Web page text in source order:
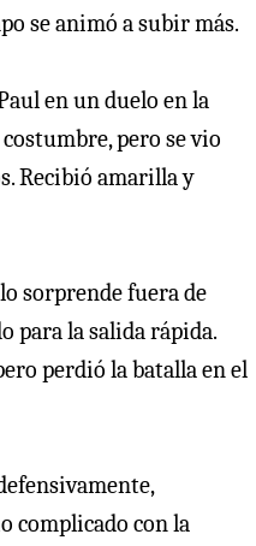
se animó a subir más.
en un duelo en la
pero se vio
Recibió amarilla y
sorprende fuera de
para la salida rápida.
perdió la batalla en el
complicado con la